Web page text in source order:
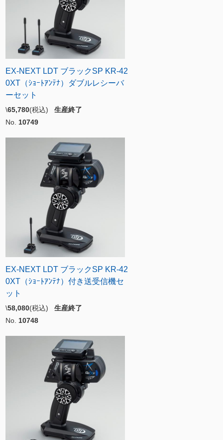
EX-NEXT LDT ブラックSP KR-42
0XT（ｼｮｰﾄｱﾝﾃﾅ）ダブルレシーバ
ーセット
\65,780(税込) 生産終了
No. 10749
EX-NEXT LDT ブラックSP KR-42
0XT（ｼｮｰﾄｱﾝﾃﾅ）付き送受信機セ
ット
\58,080(税込) 生産終了
No. 10748